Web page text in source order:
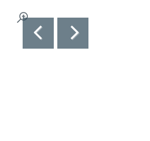
O NÁS
RECENZIE